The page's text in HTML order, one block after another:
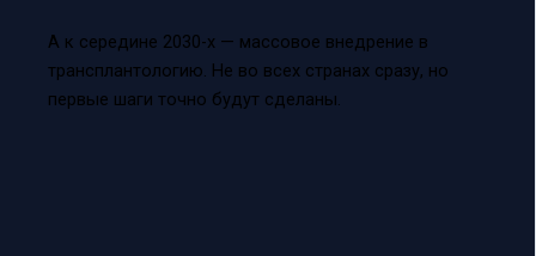
А к середине 2030-х — массовое внедрение в
трансплантологию. Не во всех странах сразу, но
первые шаги точно будут сделаны.